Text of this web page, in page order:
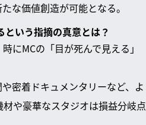
な価値創造が可能となる。
いう指摘の真意とは？
にMCの「目が死んで見える」
密着ドキュメンタリーなど、よ
や豪華なスタジオは損益分岐点